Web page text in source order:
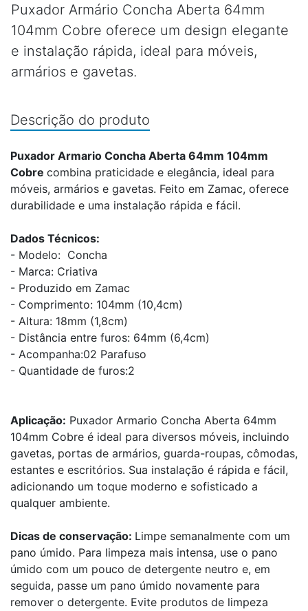
Puxador Armário Concha Aberta 64mm
104mm Cobre oferece um design elegante
e instalação rápida, ideal para móveis,
armários e gavetas.
Descrição do produto
Puxador Armario Concha Aberta 64mm 104mm
Cobre combina praticidade e elegância, ideal para
móveis, armários e gavetas. Feito em Zamac, oferece
durabilidade e uma instalação rápida e fácil.
Dados Técnicos:
- Modelo: Concha
- Marca: Criativa
- Produzido em Zamac
- Comprimento: 104mm (10,4cm)
- Altura: 18mm (1,8cm)
- Distância entre furos: 64mm (6,4cm)
- Acompanha:02 Parafuso
- Quantidade de furos:2
Aplicação: Puxador Armario Concha Aberta 64mm
104mm Cobre é ideal para diversos móveis, incluindo
gavetas, portas de armários, guarda-roupas, cômodas,
estantes e escritórios. Sua instalação é rápida e fácil,
adicionando um toque moderno e sofisticado a
qualquer ambiente.
Dicas de conservação: Limpe semanalmente com um
pano úmido. Para limpeza mais intensa, use o pano
úmido com um pouco de detergente neutro e, em
seguida, passe um pano úmido novamente para
remover o detergente. Evite produtos de limpeza